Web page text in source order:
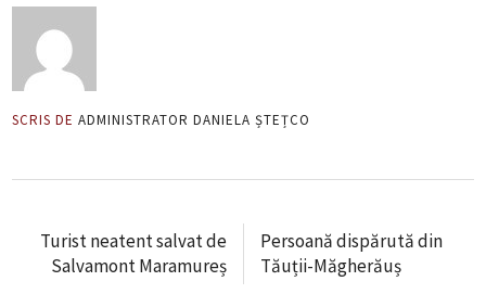
SCRIS DE ADMINISTRATOR DANIELA ȘTEȚCO
Turist neatent salvat de
Salvamont Maramureș
Persoană dispărută din
Tăuții-Măgherăuș